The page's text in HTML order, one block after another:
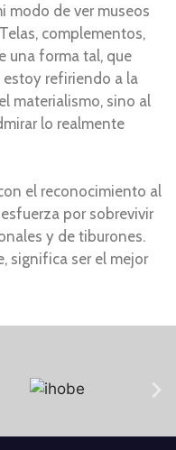
modo de ver museos
complementos,
una forma tal, que
estoy refiriendo a la
materialismo, sino al
lo realmente
el reconocimiento al
por sobrevivir
y de tiburones.
significa ser el mejor